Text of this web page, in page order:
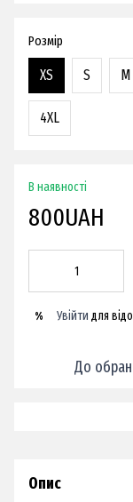
Розмір
XS S M
4XL
В наявності
800UAH
% Увійти для
До
Опис